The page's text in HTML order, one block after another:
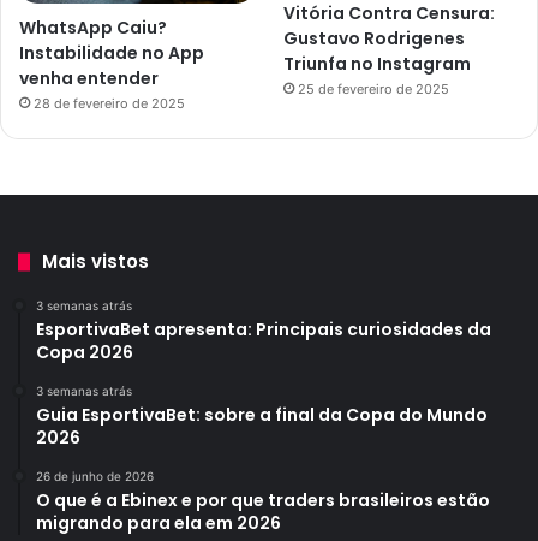
WhatsApp Caiu?
Instabilidade no App
venha entender
28 de fevereiro de 2025
Vitória Contra Censura:
Gustavo Rodrigenes
Triunfa no Instagram
25 de fevereiro de 2025
Mais vistos
3 semanas atrás
EsportivaBet apresenta: Principais curiosidades da
Copa 2026
3 semanas atrás
Guia EsportivaBet: sobre a final da Copa do Mundo
2026
26 de junho de 2026
O que é a Ebinex e por que traders brasileiros estão
migrando para ela em 2026